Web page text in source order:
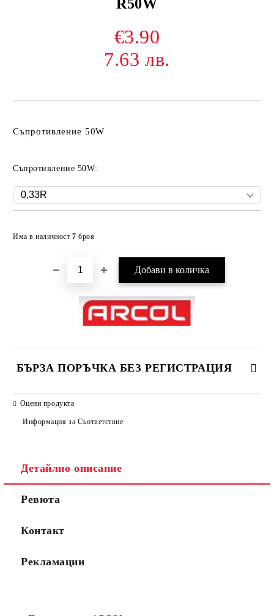
R50W
€3.90
7.63 лв.
Съпротивление 50W
Съпротивление 50W:
Има в наличност 7 броя
БЪРЗА ПОРЪЧКА БЕЗ РЕГИСТРАЦИЯ
Съгласен съм с
Ние ще се свържем с вас в рамките на работния ден.
Оцени продукта
Информация за Съответствие
Детайлно описание
Ревюта
Контакт
Рекламации